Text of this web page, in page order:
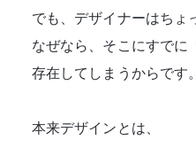
でも、デザイナーはちょ
なぜなら、そこにすでに
存在してしまうからです。
本来デザインとは、